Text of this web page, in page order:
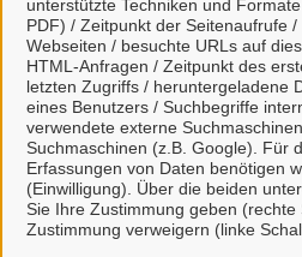
unterstützte Techniken und
PDF) / Zeitpunkt der Seitenaufrufe
Webseiten / besuchte URLs auf
HTML-Anfragen / Zeitpunkt des
letzten Zugriffs / heruntergeladene
eines Benutzers / Suchbegriffe
verwendete externe
Suchmaschinen (z.B. Google). Für
Erfassungen von Daten benötigen
(Einwilligung). Über die beiden
Sie Ihre Zustimmung geben
Zustimmung verweigern (linke
Viele Leistungen sind an
angeschlossen. Dort
über alle gestellten
unkompliziert in